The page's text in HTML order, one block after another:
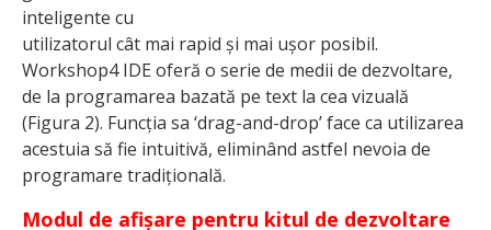
inteligente cu
utilizatorul cât mai rapid și mai ușor posibil.
Workshop4 IDE oferă o serie de medii de dezvoltare,
de la programarea bazată pe text la cea vizuală
(Figura 2). Funcția sa ‘drag-and-drop’ face ca utilizarea
acestuia să fie intuitivă, eliminând astfel nevoia de
programare tradițională.
Modul de afișare pentru kitul de dezvoltare